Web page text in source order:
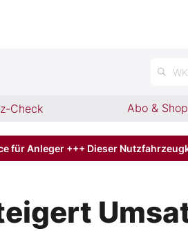
Check Abo & Shop
für Anleger +++ Dieser